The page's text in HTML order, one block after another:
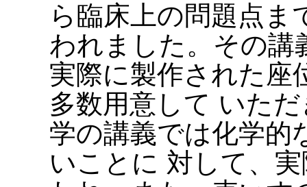
ら臨床上の問題点ま
われました。その講
実際に製作された座
多数用意して いた
学の講義では化学的
いことに 対して、